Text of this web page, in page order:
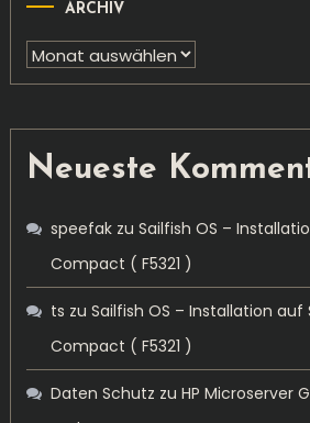
ARCHIV
Archiv
Neueste
speefakzu Sailfish OS –
Compact ( F5321 )
ts zu Sailfish OS – Installation auf
Compact ( F5321 )
Daten Schutz zu HP Microserver